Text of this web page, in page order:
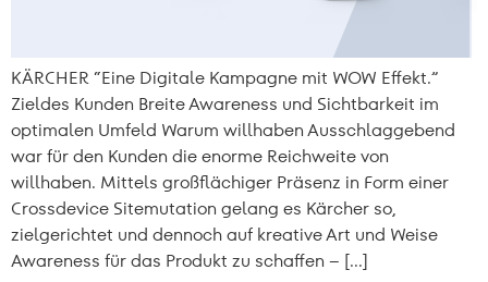
KÄRCHER “Eine Digitale Kampagne mit WOW Effekt.”
Zieldes Kunden Breite Awareness und Sichtbarkeit im
optimalen Umfeld Warum willhaben Ausschlaggebend
war für den Kunden die enorme Reichweite von
willhaben. Mittels großflächiger Präsenz in Form einer
Crossdevice Sitemutation gelang es Kärcher so,
zielgerichtet und dennoch auf kreative Art und Weise
Awareness für das Produkt zu schaffen – […]